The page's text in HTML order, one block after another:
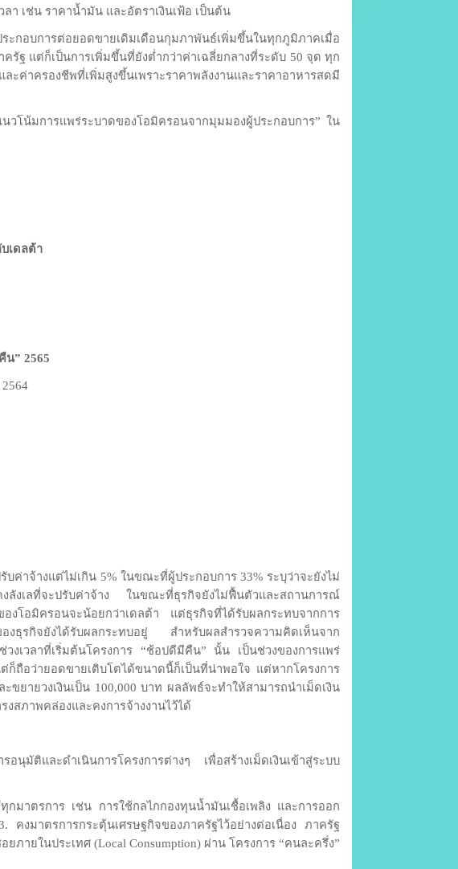
า เช่น ราคาน้ำมัน และอัตราเงินเฟ้อ เป็นต้น
ะกอบการต่อยอดขายเดิมเดือนกุมภาพันธ์เพิ่มขึ้นในทุกภูมิภาคเมื่อ
รัฐ แต่ก็เป็นการเพิ่มขึ้นที่ยังต่ำกว่าค่าเฉลี่ยกลางที่ระดับ 50 จุด ทุก
ค่าครองชีพที่เพิ่มสูงขึ้นเพราะราคาพลังงานและราคาอาหารสดมี
น้มการแพร่ระบาดของโอมิครอนจากมุมมองผู้ประกอบการ” ใน
เดลต้า
น” 2565
าจ้างแต่ไม่เกิน 5% ในขณะที่ผู้ประกอบการ 33% ระบุว่าจะยังไม่
งเลที่จะปรับค่าจ้าง ในขณะที่ธุรกิจยังไม่ฟื้นตัวและสถานการณ์
งโอมิครอนจะน้อยกว่าเดลต้า แต่ธุรกิจที่ได้รับผลกระทบจากการ
ธุรกิจยังได้รับผลกระทบอยู่ สำหรับผลสำรวจความคิดเห็นจาก
เวลาที่เริ่มต้นโครงการ “ช้อปดีมีคืน” นั้น เป็นช่วงของการแพร่
ถือว่ายอดขายเติบโตได้ขนาดนี้ก็เป็นที่น่าพอใจ แต่หากโครงการ
ยายวงเงินเป็น 100,000 บาท ผลลัพธ์จะทำให้สามารถนำเม็ดเงิน
งสภาพคล่องและคงการจ้างงานไว้ได้
นุมัติและดำเนินการโครงการต่างๆ เพื่อสร้างเม็ดเงินเข้าสู่ระบบ
กมาตรการ เช่น การใช้กลไกกองทุนน้ำมันเชื้อเพลิง และการออก
งมาตรการกระตุ้นเศรษฐกิจของภาครัฐไว้อย่างต่อเนื่อง ภาครัฐ
ายในประเทศ (Local Consumption) ผ่าน โครงการ “คนละครึ่ง”